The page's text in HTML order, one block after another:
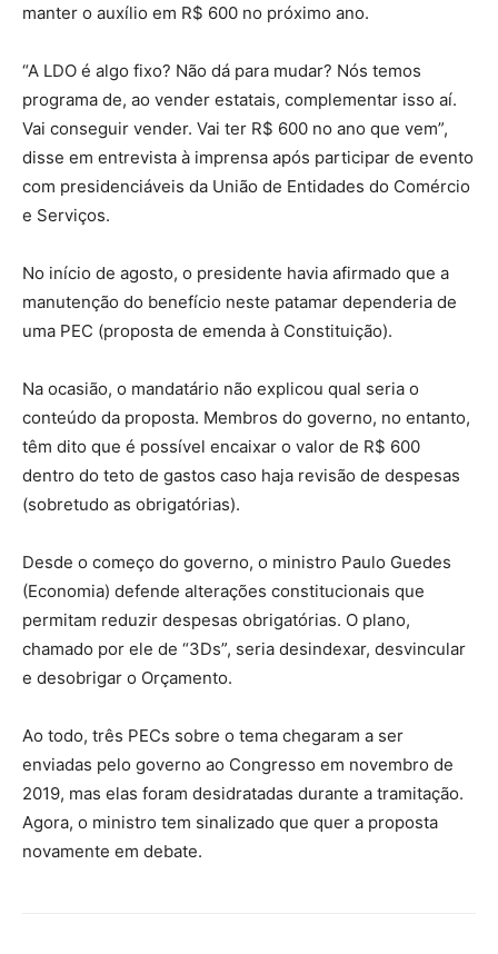
manter o auxílio em R$ 600 no próximo ano.
“A LDO é algo fixo? Não dá para mudar? Nós temos
programa de, ao vender estatais, complementar isso aí.
Vai conseguir vender. Vai ter R$ 600 no ano que vem”,
disse em entrevista à imprensa após participar de evento
com presidenciáveis da União de Entidades do Comércio
e Serviços.
No início de agosto, o presidente havia afirmado que a
manutenção do benefício neste patamar dependeria de
uma PEC (proposta de emenda à Constituição).
Na ocasião, o mandatário não explicou qual seria o
conteúdo da proposta. Membros do governo, no entanto,
têm dito que é possível encaixar o valor de R$ 600
dentro do teto de gastos caso haja revisão de despesas
(sobretudo as obrigatórias).
Desde o começo do governo, o ministro Paulo Guedes
(Economia) defende alterações constitucionais que
permitam reduzir despesas obrigatórias. O plano,
chamado por ele de “3Ds”, seria desindexar, desvincular
e desobrigar o Orçamento.
Ao todo, três PECs sobre o tema chegaram a ser
enviadas pelo governo ao Congresso em novembro de
2019, mas elas foram desidratadas durante a tramitação.
Agora, o ministro tem sinalizado que quer a proposta
novamente em debate.